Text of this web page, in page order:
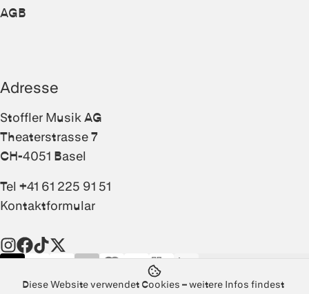
Diese Website verwendet Cookies – weitere Infos findest
AGB
Adresse
Stoffler Musik AG
Theaterstrasse 7
CH-4051 Basel
Tel +41 61 225 91 51
Kontaktformular
Instagram
Facebook
TikTokTwitter